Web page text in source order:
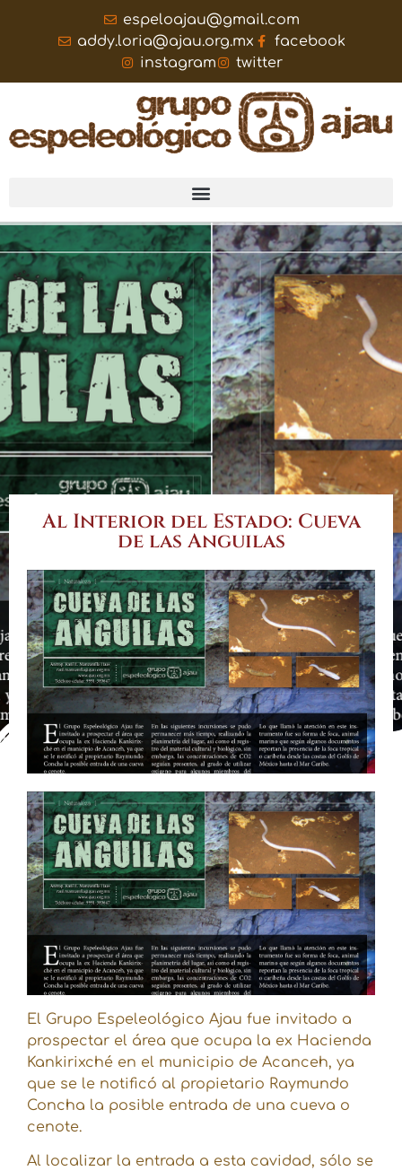
espeloajau@gmail.com
addy.loria@ajau.org.mx
facebook
instagram
twitter
Al Interior del Estado: Cueva
de las Anguilas
El Grupo Espeleológico Ajau fue invitado a
prospectar el área que ocupa la ex Hacienda
Kankirixché en el municipio de Acanceh, ya
que se le notificó al propietario Raymundo
Concha la posible entrada de una cueva o
cenote.
Al localizar la entrada a esta cavidad, sólo se